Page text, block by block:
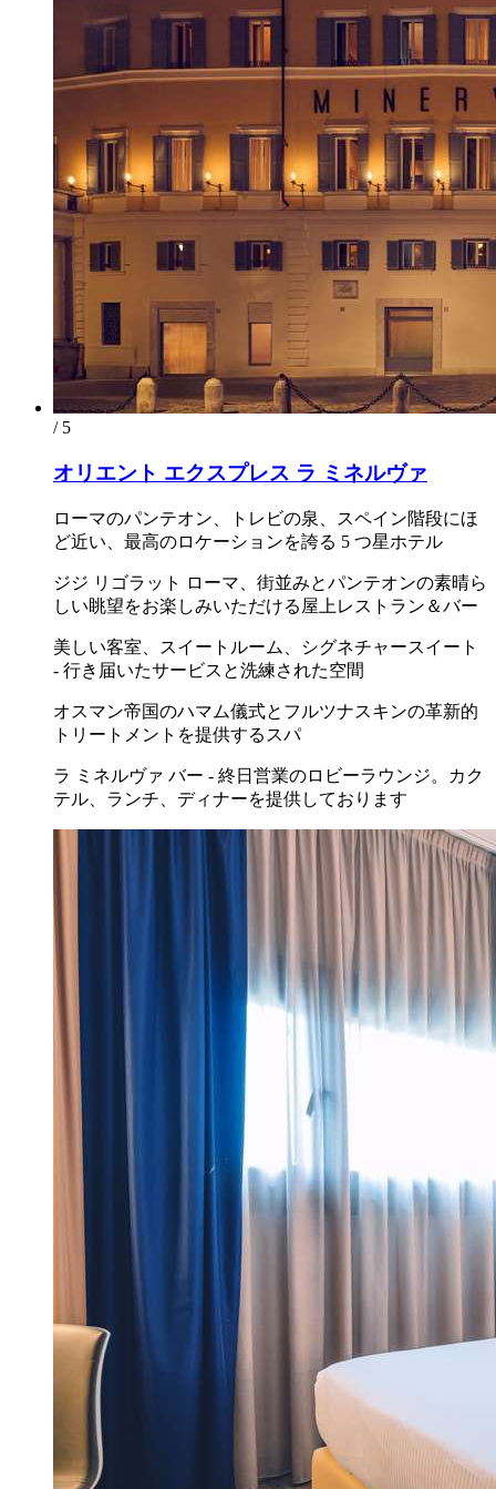
/ 5
オリエント エクスプレス ラ ミネルヴァ
ローマのパンテオン、トレビの泉、スペイン階段にほ
ど近い、最高のロケーションを誇る 5 つ星ホテル
ジジ リゴラット ローマ、街並みとパンテオンの素晴ら
しい眺望をお楽しみいただける屋上レストラン＆バー
美しい客室、スイートルーム、シグネチャースイート
- 行き届いたサービスと洗練された空間
オスマン帝国のハマム儀式とフルツナスキンの革新的
トリートメントを提供するスパ
ラ ミネルヴァ バー - 終日営業のロビーラウンジ。カク
テル、ランチ、ディナーを提供しております